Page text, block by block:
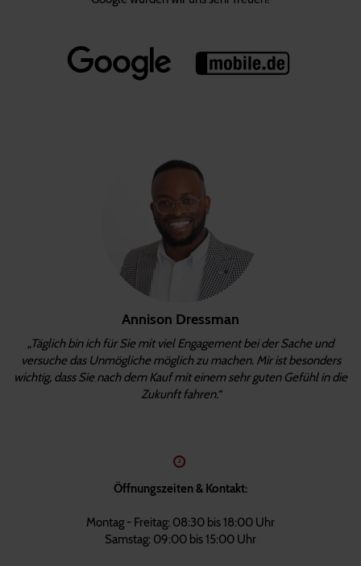
Annison Dressman
„Täglich bin ich für Sie mit viel Engagement bei der Sache und
versuche das Unmögliche möglich zu machen. Mir ist besonders
wichtig, dass Sie nach dem Kauf mit einem sehr guten Gefühl in die
Zukunft fahren.“
Öffnungszeiten & Kontakt:
Montag - Freitag: 08:30 bis 18:00 Uhr
Samstag: 09:00 bis 15:00 Uhr